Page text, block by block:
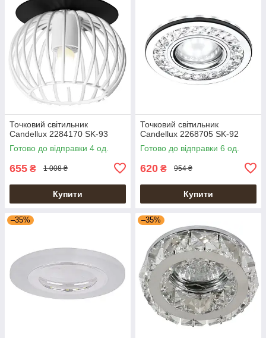
Точковий світильник
Candellux 2284170 SK-93
Готово до відправки 4 од.
655 ₴ 1 008 ₴
Купити
Точковий світильник
Candellux 2268705 SK-92
Готово до відправки 6 од.
620 ₴ 954 ₴
Купити
–35% –35%